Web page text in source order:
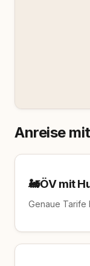
Anreise
🚂ÖV mit
Genaue Tarife